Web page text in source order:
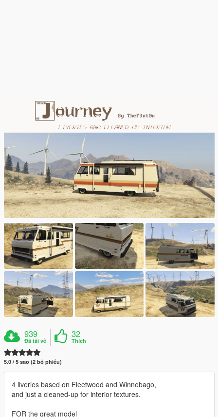
939
Đã tải về
32
Thích
5.0 / 5 sao (2 bỏ phiếu)
4 liveries based on Fleetwood and Winnebago,
and just a cleaned-up for interior textures.
FOR the great model